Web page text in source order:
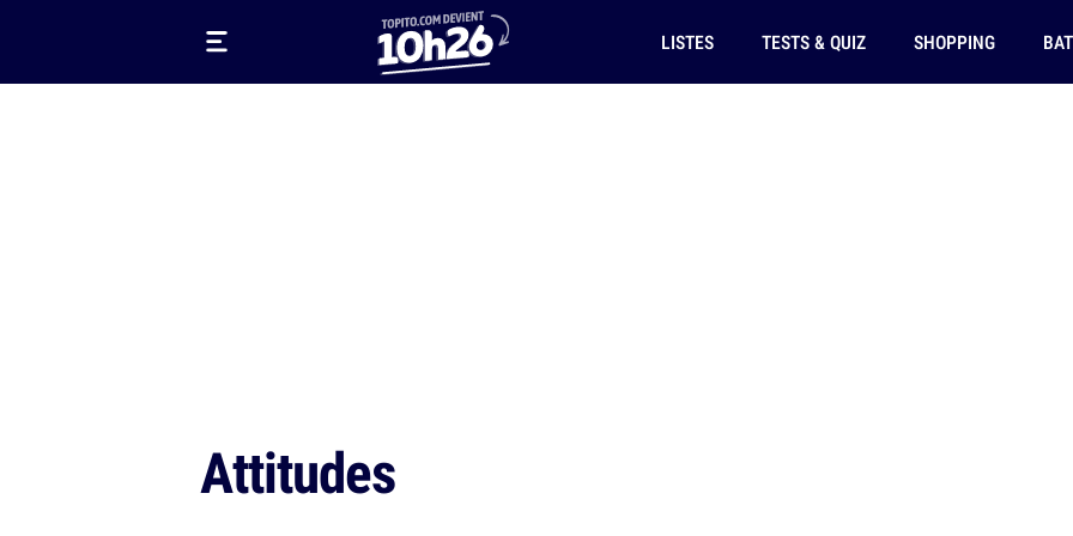
LISTES TESTS & QUIZ SHOPPING
Attitudes